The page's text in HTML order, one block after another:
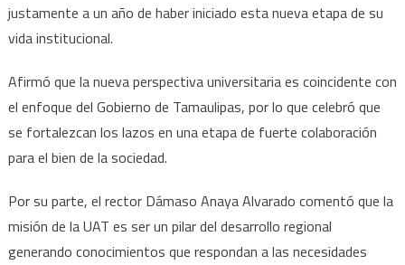
justamente a un año de haber iniciado esta nueva etapa de su
vida institucional.
Afirmó que la nueva perspectiva universitaria es coincidente con
el enfoque del Gobierno de Tamaulipas, por lo que celebró que
se fortalezcan los lazos en una etapa de fuerte colaboración
para el bien de la sociedad.
Por su parte, el rector Dámaso Anaya Alvarado comentó que la
misión de la UAT es ser un pilar del desarrollo regional
generando conocimientos que respondan a las necesidades